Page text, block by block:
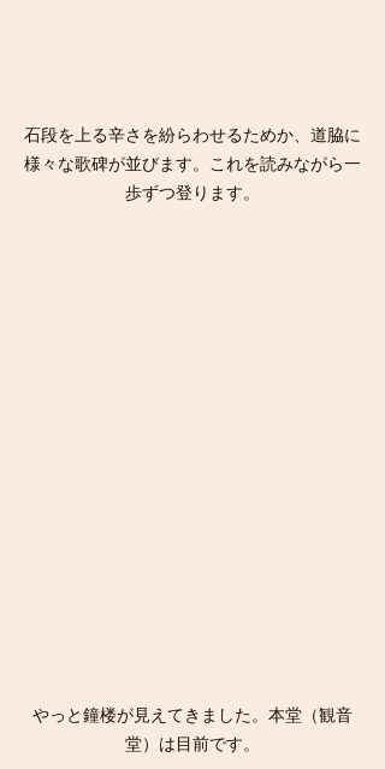
石段を上る辛さを紛らわせるためか、道脇に
様々な歌碑が並びます。これを読みながら一
歩ずつ登ります。
やっと鐘楼が見えてきました。本堂（観音
堂）は目前です。